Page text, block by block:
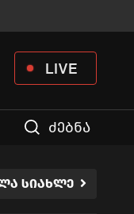
LIVE
ძებნა
ᲡᲘᲐᲮᲚᲔ